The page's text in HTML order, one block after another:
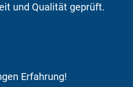
und Qualität geprüft.
Erfahrung!